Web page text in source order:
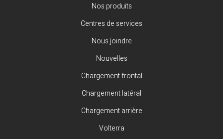
Nos produits
Centres de services
Nous joindre
Nouvelles
Chargement frontal
Chargement latéral
Chargement arrière
Volterra